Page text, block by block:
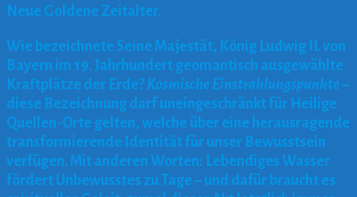
Neue Goldene Zeitalter.
Wie bezeichnete Seine Majestät, König Ludwig II. von
Bayern im 19. Jahrhundert geomantisch ausgewählte
Kraftplätze der Erde? Kosmische Einstrahlungspunkte–
diese Bezeichnung darf uneingeschränkt für Heilige
Quellen-Orte gelten, welche über eine herausragende
transformierende Identität für unser Bewusstsein
verfügen. Mit anderen Worten: Lebendiges Wasser
fördert Unbewusstes zu Tage – und dafür braucht es